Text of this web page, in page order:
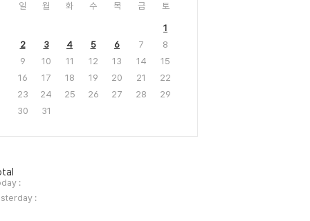
일 월 화 수 목 금 토
1
2
3 4 5 6 7
8
9
10 11 12 13 14
15
16
17 18 19 20 21
22
23
24 25 26 27 28
29
30
31
:
: